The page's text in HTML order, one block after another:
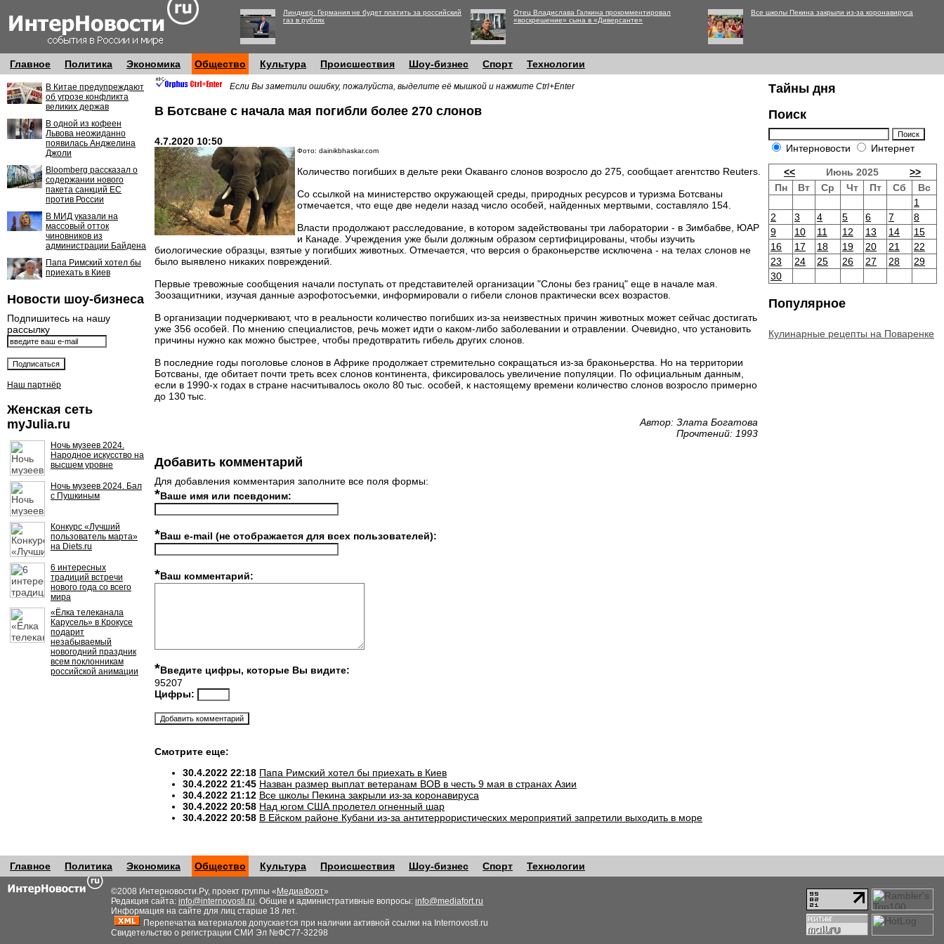
Линднер: Германия не будет платить за российский
газ в рублях
Отец Владислава Галкина прокомментировал
«воскрешение» сына в «Диверсанте»
Все школы Пекина закрыли из-за коронавируса
Главное Политика Экономика Общество Культура Происшествия Шоу-бизнес Спорт Технологии
В Китае предупреждают
об угрозе конфликта
великих держав
В одной из кофеен
Львова неожиданно
появилась Анджелина
Джоли
Bloomberg рассказал о
содержании нового
пакета санкций ЕС
против России
В МИД указали на
массовый отток
чиновников из
администрации Байдена
Папа Римский хотел бы
приехать в Киев
Новости шоу-бизнеса
Подпишитесь на нашу
рассылку
Наш партнёр
Женская сеть
myJulia.ru
Ночь музеев 2024.
Народное искусство на
высшем уровне
Ночь музеев 2024. Бал
с Пушкиным
Конкурс «Лучший
пользователь марта»
на Diets.ru
6 интересных
традиций встречи
нового года со всего
мира
«Ёлка телеканала
Карусель» в Крокусе
подарит
незабываемый
новогодний праздник
всем поклонникам
российской анимации
Если Вы заметили ошибку, пожалуйста, выделите её мышкой и нажмите Ctrl+Enter
В Ботсване с начала мая погибли более 270 слонов
4.7.2020 10:50
Фото: dainikbhaskar.com
Количество погибших в дельте реки Окаванго слонов возросло до 275, сообщает агентство Reuters.
Со ссылкой на министерство окружающей среды, природных ресурсов и туризма Ботсваны
отмечается, что еще две недели назад число особей, найденных мертвыми, составляло 154.
Власти продолжают расследование, в котором задействованы три лаборатории - в Зимбабве, ЮАР
и Канаде. Учреждения уже были должным образом сертифицированы, чтобы изучить
биологические образцы, взятые у погибших животных. Отмечается, что версия о браконьерстве исключена - на телах слонов не
было выявлено никаких повреждений.
Первые тревожные сообщения начали поступать от представителей организации "Слоны без границ" еще в начале мая.
Зоозащитники, изучая данные аэрофотосъемки, информировали о гибели слонов практически всех возрастов.
В организации подчеркивают, что в реальности количество погибших из-за неизвестных причин животных может сейчас достигать
уже 356 особей. По мнению специалистов, речь может идти о каком-либо заболевании и отравлении. Очевидно, что установить
причины нужно как можно быстрее, чтобы предотвратить гибель других слонов.
В последние годы поголовье слонов в Африке продолжает стремительно сокращаться из-за браконьерства. Но на территории
Ботсваны, где обитает почти треть всех слонов континента, фиксировалось увеличение популяции. По официальным данным,
если в 1990-х годах в стране насчитывалось около 80 тыс. особей, к настоящему времени количество слонов возросло примерно
до 130 тыс.
Автор: Злата Богатова
Прочтений: 1993
Добавить комментарий
Для добавления комментария заполните все поля формы:
*Ваше имя или псевдоним:
*Ваш e-mail (не отображается для всех пользователей):
*Ваш комментарий:
*Введите цифры, которые Вы видите:
95207
Цифры:
Смотрите еще:
30.4.2022 22:18 Папа Римский хотел бы приехать в Киев
30.4.2022 21:45 Назван размер выплат ветеранам ВОВ в честь 9 мая в странах Азии
30.4.2022 21:12 Все школы Пекина закрыли из-за коронавируса
30.4.2022 20:58 Над югом США пролетел огненный шар
30.4.2022 20:58 В Ейском районе Кубани из-за антитеррористических мероприятий запретили выходить в море
Тайны дня
Поиск
Интерновости Интернет
<< Июнь 2025
>>
Пн
Вт Ср Чт Пт Сб
Вс
1
2
3 4 5 6 7
8
9
10 11 12 13 14
15
16
17 18 19 20 21
22
23
24 25 26 27 28
29
30
Популярное
Кулинарные рецепты на Поваренке
Главное Политика Экономика Общество Культура Происшествия Шоу-бизнес Спорт Технологии
©2008 Интерновости.Ру, проект группы « МедиаФорт»
Редакция сайта: info@internovosti.ru. Общие и административные вопросы: info@mediafort.ru
Информация на сайте для лиц старше 18 лет.
Перепечатка материалов допускается при наличии активной ссылки на Internovosti.ru
Свидетельство о регистрации СМИ Эл №ФС77-32298